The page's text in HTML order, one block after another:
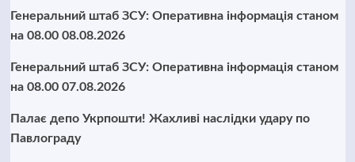
Генеральний штаб ЗСУ: Оперативна інформація станом
на 08.00 08.08.2026
Генеральний штаб ЗСУ: Оперативна інформація станом
на 08.00 07.08.2026
Палає депо Укрпошти! Жахливі наслідки удару по
Павлограду